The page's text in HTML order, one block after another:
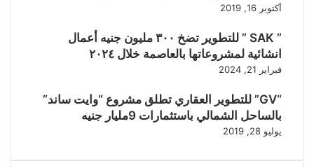
أكتوبر 16, 2019
” SAK ” للتطوير تضخ ٣٠٠ مليون جنيه أعمال
انشائية لمشروعاتها بالعاصمة خلال ٢٠٢٤
فبراير 21, 2024
“GV” للتطوير العقاري تطلق مشروع “وايت ساند”
بالساحل الشمالي باستثمارات 9مليار جنيه
يوليو 28, 2019